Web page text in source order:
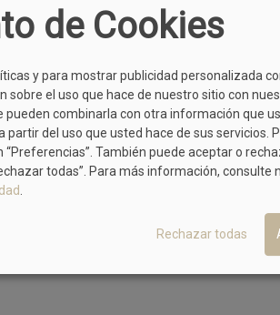
36 37 39
Oh My SANDALS
5828
MODELOS DE KAOLA
de Cookies
y para mostrar publicidad personalizada
el uso que hace de nuestro sitio con
pueden combinarla con otra información que
partir del uso que usted hace de sus servicios.
También puede aceptar o
todas”. Para más información, consulte
.
Rechazar todas